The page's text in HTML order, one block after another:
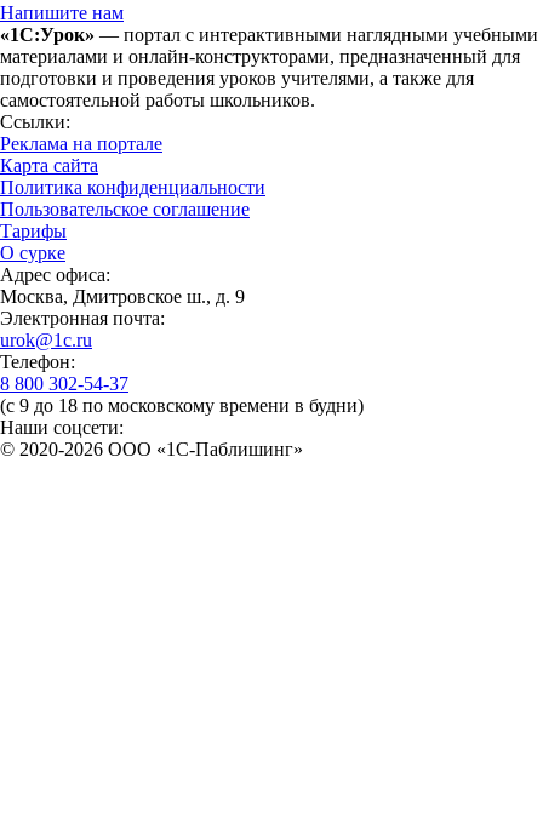
Напишите нам
«1С:Урок» — портал с интерактивными наглядными учебными
материалами и онлайн-конструкторами, предназначенный для
подготовки и проведения уроков учителями, а также для
самостоятельной работы школьников.
Ссылки:
Реклама на портале
Карта сайта
Политика конфиденциальности
Пользовательское соглашение
Тарифы
О сурке
Адрес офиса:
Москва, Дмитровское ш., д. 9
Электронная почта:
urok@1c.ru
Телефон:
8 800 302-54-37
(с 9 до 18 по московскому времени в будни)
Наши соцсети:
© 2020-2026 OOO «1С-Паблишинг»